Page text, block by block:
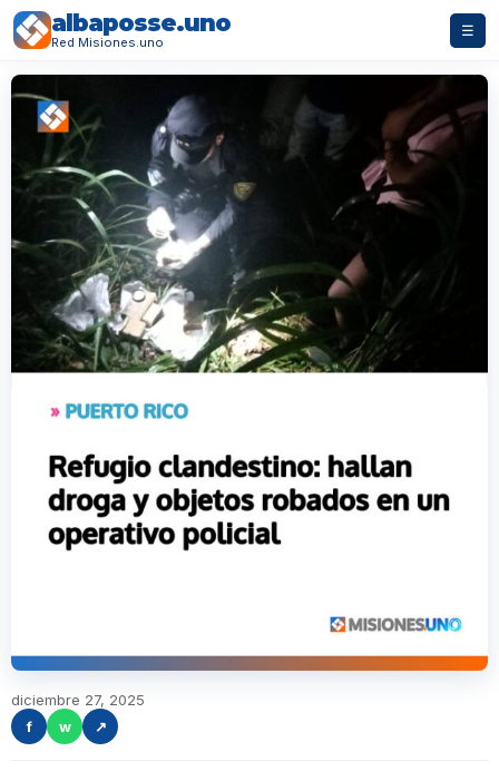
albaposse.uno
Red Misiones.uno
☰
diciembre 27, 2025
f
w ↗